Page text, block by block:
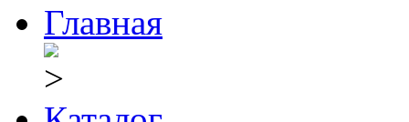
Главная